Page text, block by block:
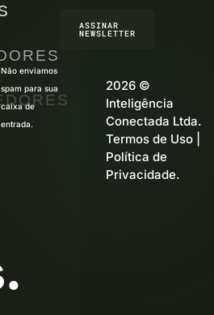
ASSINAR
NEWSLETTER
Não enviamos
spam para sua
caixa de
entrada.
2026 ©
Inteligência
Conectada Ltda.
Termos de Uso|
Política de
Privacidade.